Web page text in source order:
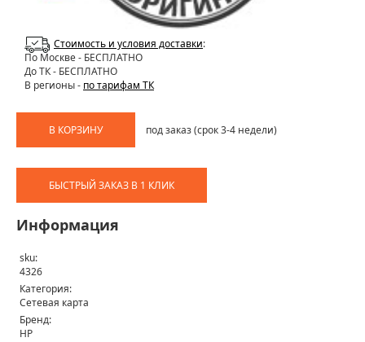
Стоимость и условия доставки:
По Москве- БЕСПЛАТНО
До ТК - БЕСПЛАТНО
В регионы - по тарифам ТК
В КОРЗИНУ под заказ (срок 3-4 недели)
БЫСТРЫЙ ЗАКАЗ В 1 КЛИК
Информация
sku:
4326
Категория:
Сетевая карта
Бренд:
HP